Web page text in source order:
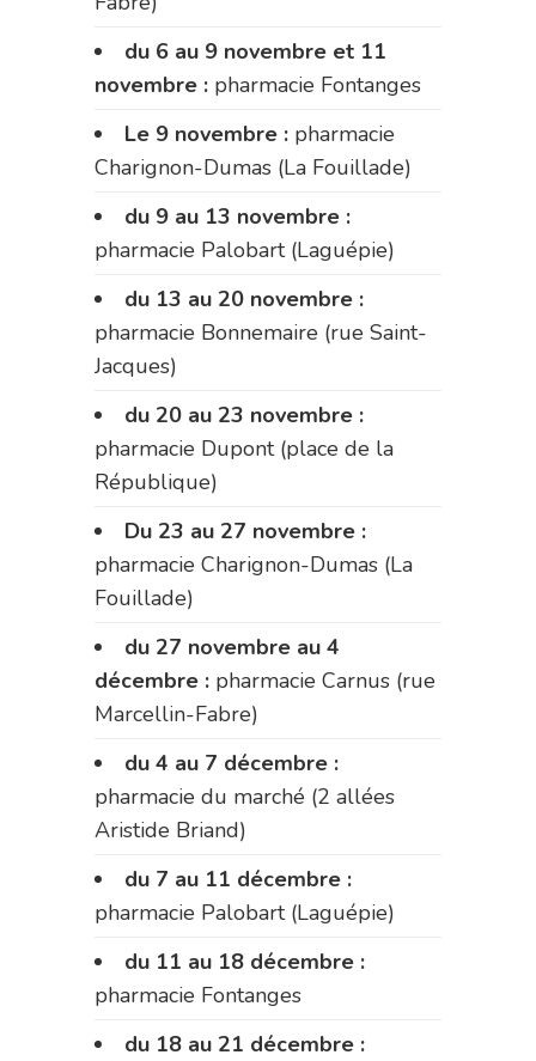
du 6 au 9 novembre et 11
novembre : pharmacie Fontanges
Le 9 novembre : pharmacie
Charignon-Dumas (La Fouillade)
du 9 au 13 novembre :
pharmacie Palobart (Laguépie)
du 13 au 20 novembre :
pharmacie Bonnemaire (rue Saint-
Jacques)
du 20 au 23 novembre :
pharmacie Dupont (place de la
République)
Du 23 au 27 novembre :
pharmacie Charignon-Dumas (La
Fouillade)
du 27 novembre au 4
décembre : pharmacie Carnus (rue
Marcellin-Fabre)
du 4 au 7 décembre :
pharmacie du marché (2 allées
Aristide Briand)
du 7 au 11 décembre :
pharmacie Palobart (Laguépie)
du 11 au 18 décembre :
pharmacie Fontanges
du 18 au 21 décembre :